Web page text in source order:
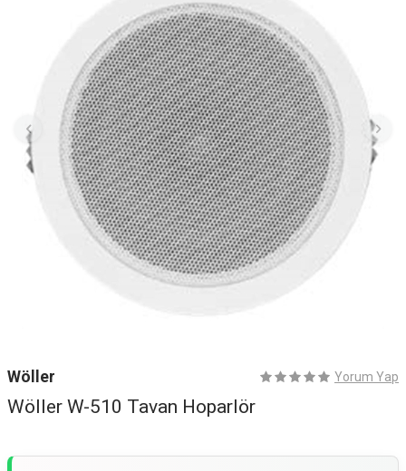
Wöller Yorum Yap
Wöller W-510 Tavan Hoparlör